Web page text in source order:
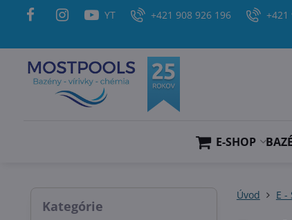
YT +421 908 926 196 +421
E-SHOP
Úvod E -
Kategórie